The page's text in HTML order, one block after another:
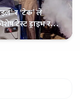
र ‘टेक’ ले
टेस्ट ड्राइभ र